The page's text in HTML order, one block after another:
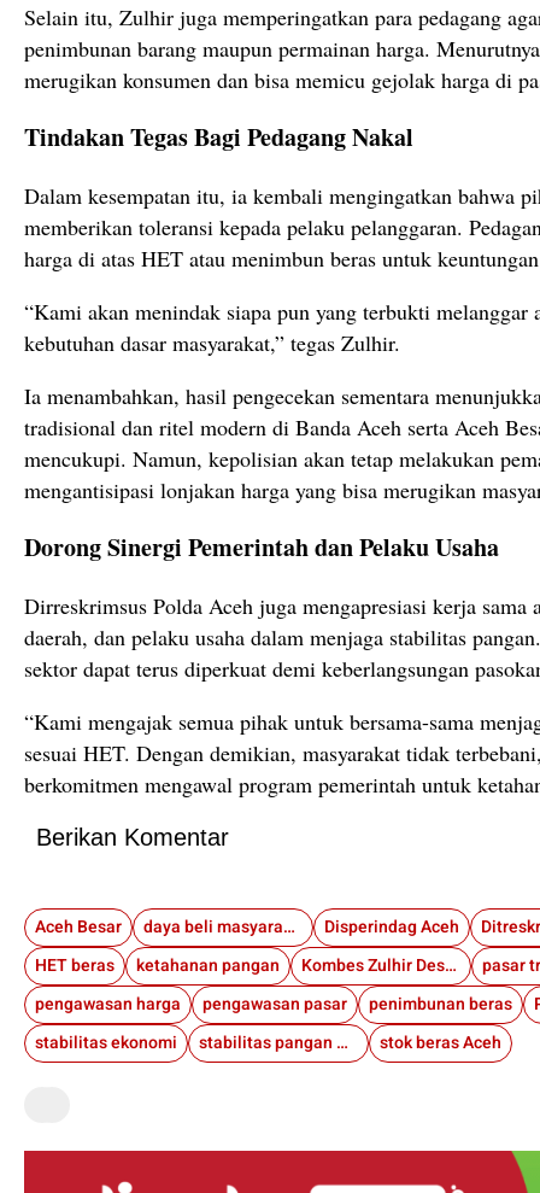
Selain itu, Zulhir juga memperingatkan para pedagang
penimbunan barang maupun permainan harga.
merugikan konsumen dan bisa memicu gejolak harga di
Tindakan Tegas Bagi Pedagang Nakal
Dalam kesempatan itu, ia kembali mengingatkan bahwa
memberikan toleransi kepada pelaku pelanggaran.
harga di atas HET atau menimbun beras untuk
“Kami akan menindak siapa pun yang terbukti melanggar
kebutuhan dasar masyarakat,” tegas Zulhir.
Ia menambahkan, hasil pengecekan sementara
tradisional dan ritel modern di Banda Aceh serta Aceh
mencukupi. Namun, kepolisian akan tetap melakukan
mengantisipasi lonjakan harga yang bisa merugikan
Dorong Sinergi Pemerintah dan Pelaku Usaha
Dirreskrimsus Polda Aceh juga mengapresiasi kerja sama
daerah, dan pelaku usaha dalam menjaga stabilitas
sektor dapat terus diperkuat demi keberlangsungan
“Kami mengajak semua pihak untuk bersama-sama
sesuai HET. Dengan demikian, masyarakat tidak
berkomitmen mengawal program pemerintah untuk
Berikan Komentar
Aceh Besar daya beli masyarakat
Disperindag Aceh
HET beras
ketahanan pangan
Kombes Zulhir Destrian
pengawasan harga
pengawasan pasar penimbunan beras
stabilitas ekonomi
stabilitas pangan Aceh stok beras Aceh